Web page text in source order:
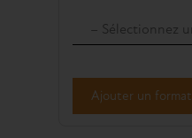
Ajouter un format